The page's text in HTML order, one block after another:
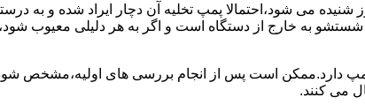
می شود،احتمالا پمپ تخلیه آن دچار ایراد شده و به
به خارج از دستگاه است و اگر به هر دلیلی معیوب
دارد.ممکن است پس از انجام بررسی های اولیه،مشخص شود
می کنند.